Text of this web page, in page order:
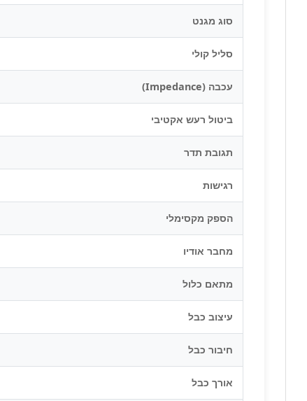
סוג מגנט
סליל קולי
עכבה (Impedance)
ביטול רעש אקטיבי
תגובת תדר
רגישות
הספק מקסימלי
מחבר אודיו
מתאם כלול
עיצוב כבל
חיבור כבל
אורך כבל